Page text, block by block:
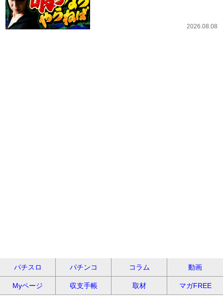
2026.08.08
パチスロ パチンコ コラム 動画
Myページ 収支手帳 取材 マガFREE